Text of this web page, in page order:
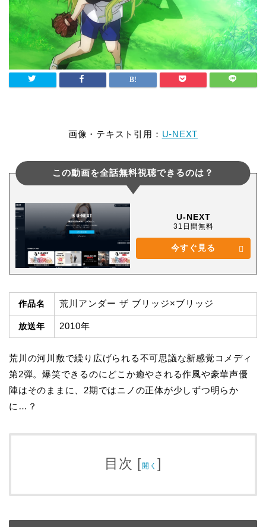
画像・テキスト引用： U-NEXT
この動画を全話無料視聴できるのは？
U-NEXT
31日間無料
今すぐ見る
作品名 荒川アンダー ザ ブリッジ×ブリッジ
放送年 2010年
荒川の河川敷で繰り広げられる不可思議な新感覚コメディ
第2弾。爆笑できるのにどこか癒やされる作風や豪華声優
陣はそのままに、2期ではニノの正体が少しずつ明らか
に…？
目次 [開く ]